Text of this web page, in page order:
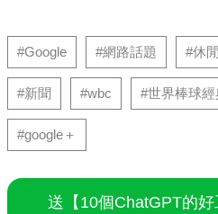
#Google #網路話題 #休
#新聞 #wbc #世界棒球經
#google＋
送【10個ChatGPT的